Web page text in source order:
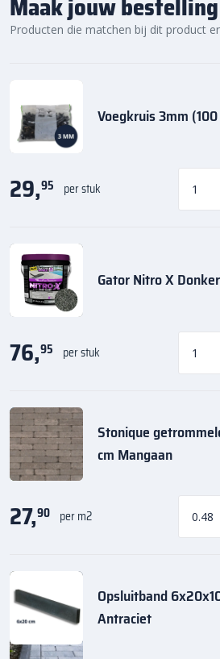
Producten die matchen bij dit product
Voegkruis 3mm
29,95 per stuk
Gator Nitro X
76,95 per stuk
Stonique
cm Mangaan
27,90 per m2
Opsluitband
Antraciet